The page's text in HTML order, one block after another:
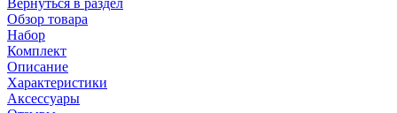
Вернуться в раздел
Обзор товара
Набор
Комплект
Описание
Характеристики
Аксессуары